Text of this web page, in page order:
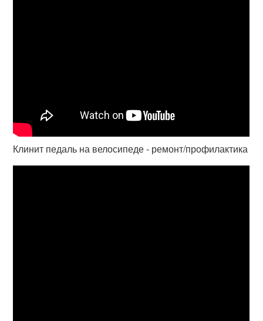
Клинит педаль на велосипеде - ремонт/профилактика